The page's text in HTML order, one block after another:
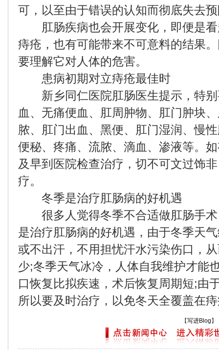
可，以至由于错误的认知而彻底失去
肛肠疾病也会开展变化，即便是看
痔疮，也有可能带来不可意料的结果
要理解它对人体的危害。
患病初期对立痔疮最佳时
新乡同仁医院肛肠医生提示，特别
血、无痛便血、肛周肿物、肛门肿块
脓、肛门出血、黑便、肛门湿润、慢
便秘、疼痛、流脓、滴血、渗液等。
及早到医院检查治疗，切不可文过饰
疗。
冬季是治疗肛肠病的好机遇
很多人觉得冬季不合适做肛肠手术
是治疗肛肠病的好机遇，由于冬季天
或不出汗，不用担忧汗水污染伤口，
少;冬季天气冰冷，人体自我维护才能
口恢复比拟疾速，术后恢复周期短;由
所以要及时治疗，以免冬天全覆盖在
【写进Blog 】